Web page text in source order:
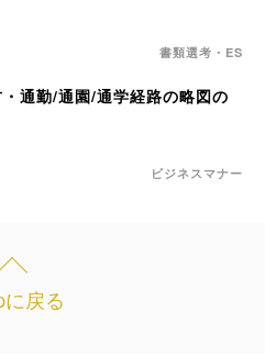
書類選考・ES
通勤/通園/通学経路の略図の
ビジネスマナー
に戻る